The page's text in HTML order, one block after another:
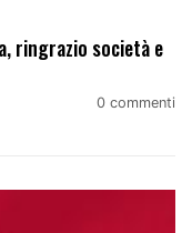
ringrazio società e
0 commenti